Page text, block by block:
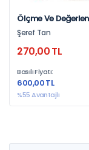
Ölçme Ve
Şeref Tan
270,00 TL
Basılı Fiyatı:
600,00 TL
%55 Avantajlı